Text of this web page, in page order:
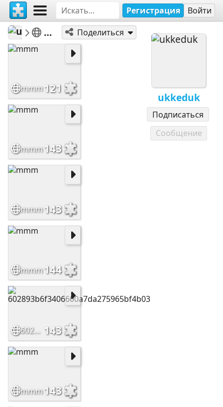
Регистрация Войти
ukkeduk
Подписаться
Сообщение
ukkeduk
winter en kerstpuzzels
Поделиться
mmm121
mmm143
mmm143
mmm144
602893b6f3406600a7da275965bf4b03 143
mmm143